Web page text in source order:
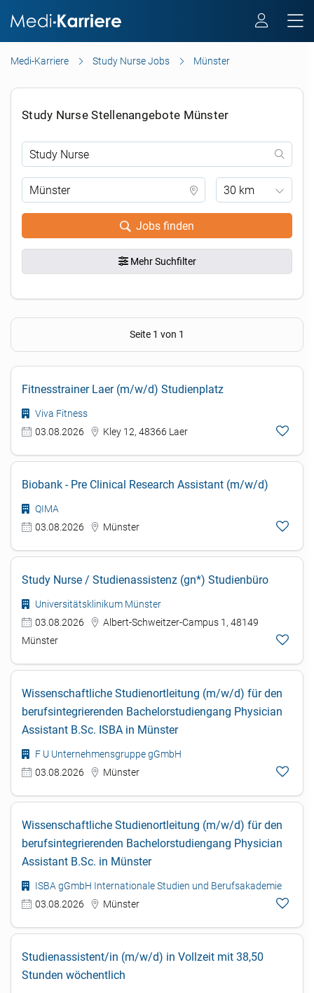
Medi-Karriere Study Nurse Jobs Münster
Study Nurse Stellenangebote Münster
30 km
Jobs finden
Mehr Suchfilter
Seite 1 von 1
Fitnesstrainer Laer (m/w/d) Studienplatz
Viva Fitness
03.08.2026
Kley 12, 48366 Laer
Biobank - Pre Clinical Research Assistant (m/w/d)
QIMA
03.08.2026
Münster
Study Nurse / Studienassistenz (gn*) Studienbüro
Universitätsklinikum Münster
03.08.2026
Albert-Schweitzer-Campus 1, 48149
Münster
Wissenschaftliche Studienortleitung (m/w/d) für den
berufsintegrierenden Bachelorstudiengang Physician
Assistant B.Sc. ISBA in Münster
F U Unternehmensgruppe gGmbH
03.08.2026
Münster
Wissenschaftliche Studienortleitung (m/w/d) für den
berufsintegrierenden Bachelorstudiengang Physician
Assistant B.Sc. in Münster
ISBA gGmbH Internationale Studien und Berufsakademie
03.08.2026
Münster
Studienassistent/in (m/w/d) in Vollzeit mit 38,50
Stunden wöchentlich